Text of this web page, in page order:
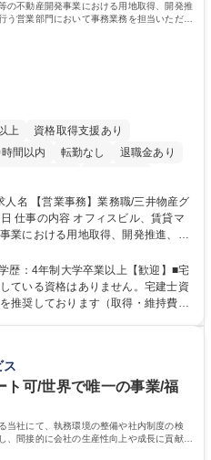
の不動産開発事業における用地取得、開発推
営業部門において事務業務を担当いただき
上
資格取得支援あり
間以内 転勤なし
退職金あり
宅あり
貸マ
業における用地取得、開発推進、賃
う営業部門において事務業務を担当
務（各種費用支払、支払管理、請
申請対応）・予算作成及び予実管
種 【営業事務】
10H/完全週休2日
歴：4年制大学卒業以上【歓迎】■宅
ている資格はありません。宅建士資
推奨しております（取得・維持費用
わず、粘り強く業務に取り組める
構築でき、期限を意識したスケジュ
署（営業部門、コーポレート部門）
資格 学歴：大学
士
ス
ト可/世界で唯一の事業/福
当社にて、執務環境の整備や社内制度の検
間接的に会社の生産性向上や成長に貢献し